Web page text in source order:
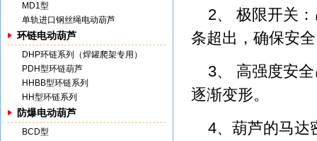
MD1型
单轨进口钢丝绳电动葫芦
环链电动葫芦
DHP环链系列（焊罐爬架专用）
PDH型环链葫芦
HHBB型环链系列
HH型环链系列
防爆电动葫芦
BCD型
2、 极限开关
条超出，确保安
3、 高强度安
逐渐变形。
4、葫芦的马达